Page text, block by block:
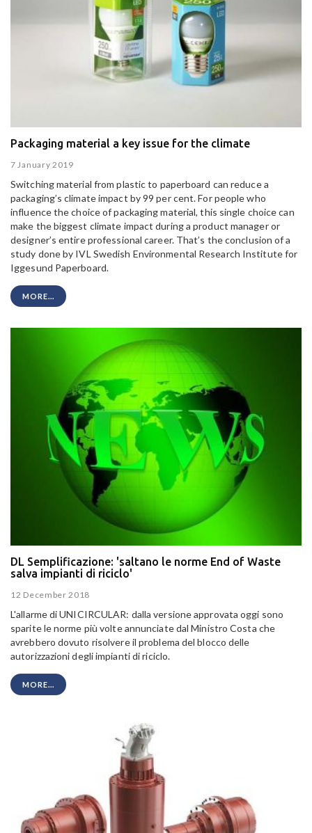
Packaging material a key issue for the climate
7 January 2019
Switching material from plastic to paperboard can reduce a
packaging’s climate impact by 99 per cent. For people who
influence the choice of packaging material, this single choice can
make the biggest climate impact during a product manager or
designer’s entire professional career. That’s the conclusion of a
study done by IVL Swedish Environmental Research Institute for
Iggesund Paperboard.
MORE...
DL Semplificazione: 'saltano le norme End of Waste
salva impianti di riciclo'
12 December 2018
L'allarme di UNICIRCULAR: dalla versione approvata oggi sono
sparite le norme più volte annunciate dal Ministro Costa che
avrebbero dovuto risolvere il problema del blocco delle
autorizzazioni degli impianti di riciclo.
MORE...